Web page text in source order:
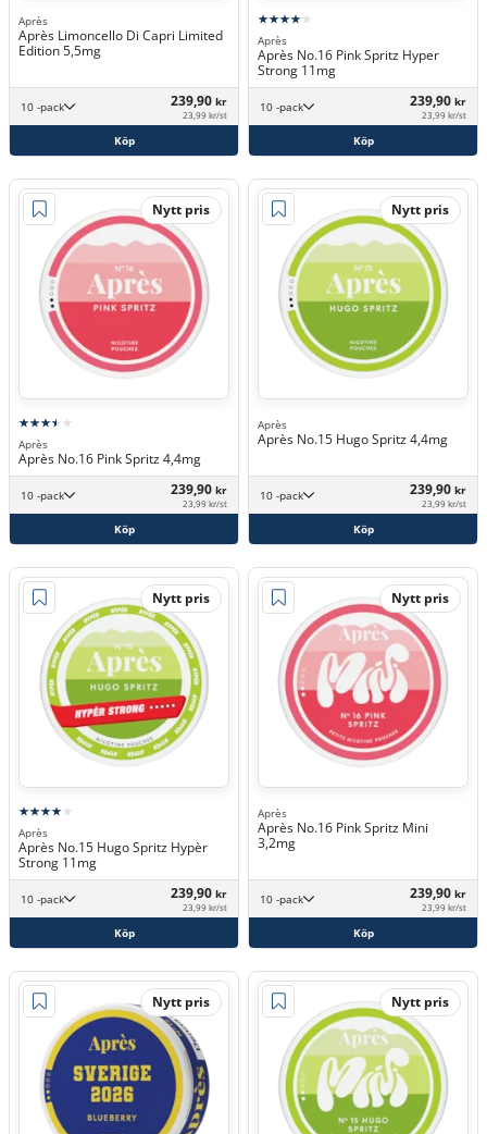
Après
Après Limoncello Di Capri Limited
Edition 5,5mg
10 -pack 239,90 kr
23,99 kr/st
Köp
Après
Après No.16 Pink Spritz Hyper
Strong 11mg
10 -pack 239,90 kr
23,99 kr/st
Köp
Nytt pris
Après
Après No.16 Pink Spritz 4,4mg
10 -pack 239,90 kr
23,99 kr/st
Köp
Nytt pris
Après
Après No.15 Hugo Spritz 4,4mg
10 -pack 239,90 kr
23,99 kr/st
Köp
Nytt pris
Après
Après No.15 Hugo Spritz Hypèr
Strong 11mg
10 -pack 239,90 kr
23,99 kr/st
Köp
Nytt pris
Après
Après No.16 Pink Spritz Mini
3,2mg
10 -pack 239,90 kr
23,99 kr/st
Köp
Nytt pris Nytt pris